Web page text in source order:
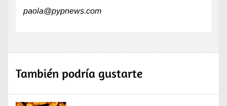
paola@pypnews.com
También podría gustarte